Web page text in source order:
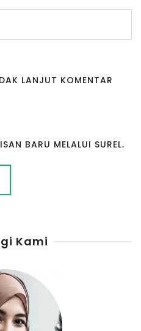
LANJUT KOMENTAR
BARU MELALUI SUREL.
Kami